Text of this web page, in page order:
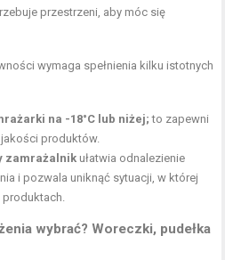
przestrzeni, aby móc się
wymaga spełnienia kilku istotnych
na -18°C lub niżej; to zapewni
produktów.
zamrażalnik ułatwia odnalezienie
i pozwala uniknąć sytuacji, w której
wybrać? Woreczki, pudełka